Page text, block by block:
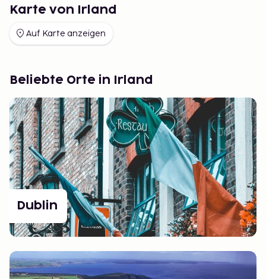
Karte von Irland
Auf Karte anzeigen
Beliebte Orte in Irland
Dublin